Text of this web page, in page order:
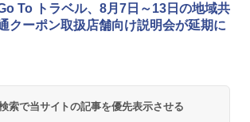
プテント 傘みたいに広げて畳める パッとサ
ッとサンシェード キューブ フルクローズ メ
￥6,830
026リニューアル 急速冷凍 空間倍増 衛生的
コンパクト 保冷力長持ち
BUNDOK(バンドック)ソロ ドーム 1 EX BDK
To トラベル、8月7日～13日の地域共
クーポン取扱店舗向け説明会が延期に
索で当サイトの記事を優先表示させる